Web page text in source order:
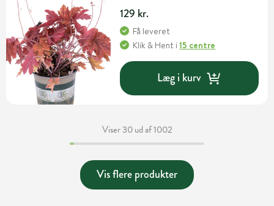
129 kr.
Få leveret
Klik & Hent i15 centre
Læg i kurv
Viser 30 ud af 1002
Vis flere produkter